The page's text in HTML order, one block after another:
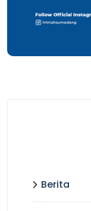
Berita